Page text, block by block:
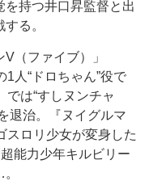
持つ井口昇監督と出
る。
（ファイブ）」
1人“ドロちゃん”役で
は“すしヌンチャ
退治。『ヌイグルマ
スロリ少女が変身した
能力少年キルビリー